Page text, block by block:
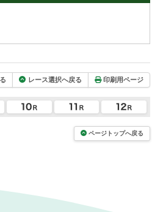
レース選択へ戻る 印刷用ページ
ページトップへ戻る